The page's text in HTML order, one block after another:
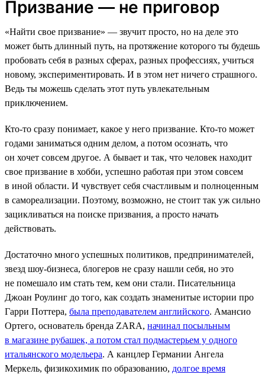
Призвание — не приговор
«Найти свое призвание» — звучит просто, но на деле это
может быть длинный путь, на протяжение которого ты будешь
пробовать себя в разных сферах, разных профессиях, учиться
новому, экспериментировать. И в этом нет ничего страшного.
Ведь ты можешь сделать этот путь увлекательным
приключением.
Кто-то сразу понимает, какое у него призвание. Кто-то может
годами заниматься одним делом, а потом осознать, что
он хочет совсем другое. А бывает и так, что человек находит
свое призвание в хобби, успешно работая при этом совсем
в иной области. И чувствует себя счастливым и полноценным
в самореализации. Поэтому, возможно, не стоит так уж сильно
зацикливаться на поиске призвания, а просто начать
действовать.
Достаточно много успешных политиков, предпринимателей,
звезд шоу-бизнеса, блогеров не сразу нашли себя, но это
не помешало им стать тем, кем они стали. Писательница
Джоан Роулинг до того, как создать знаменитые истории про
Гарри Поттера, была преподавателем английского. Амансио
Ортего, основатель бренда ZARA, начинал посыльным
в магазине рубашек, а потом стал подмастерьем у одного
итальянского модельера. А канцлер Германии Ангела
Меркель, физикохимик по образованию, долгое время